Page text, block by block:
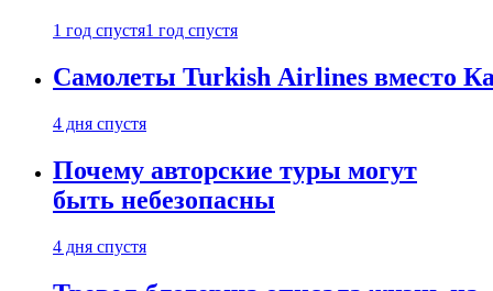
1 год спустя1 год спустя
Самолеты Turkish Airlines вместо
4 дня спустя
Почему авторские туры могут
быть небезопасны
4 дня спустя